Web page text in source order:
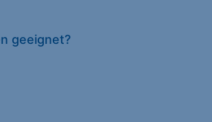
geeignet?